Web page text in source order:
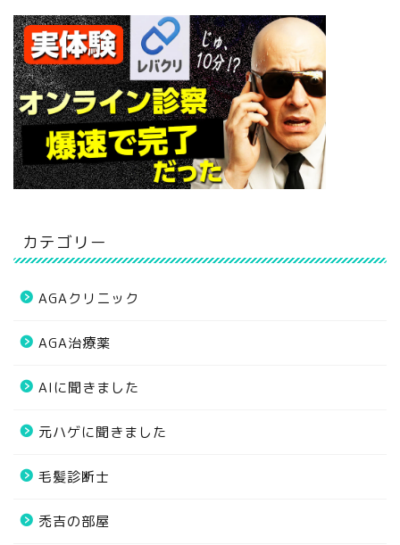
カテゴリー
AGAクリニック
AGA治療薬
AIに聞きました
元ハゲに聞きました
毛髪診断士
禿吉の部屋